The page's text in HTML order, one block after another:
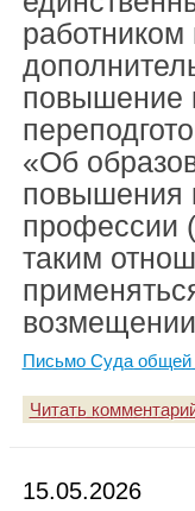
работником
повышение
«Об
повышения
профессии
таким
Письмо Суда общей
Читать
15.05.2026